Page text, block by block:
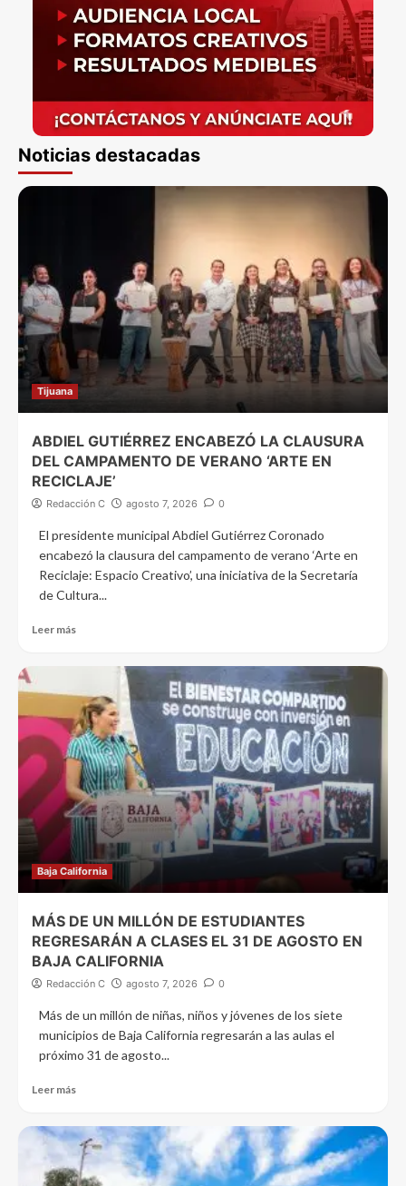
Noticias destacadas
Tijuana
ABDIEL GUTIÉRREZ ENCABEZÓ LA CLAUSURA
DEL CAMPAMENTO DE VERANO ‘ARTE EN
RECICLAJE’
Redacción C agosto 7, 2026 0
El presidente municipal Abdiel Gutiérrez Coronado
encabezó la clausura del campamento de verano ‘Arte en
Reciclaje: Espacio Creativo’, una iniciativa de la Secretaría
de Cultura...
Leer más
Baja California
MÁS DE UN MILLÓN DE ESTUDIANTES
REGRESARÁN A CLASES EL 31 DE AGOSTO EN
BAJA CALIFORNIA
Redacción C agosto 7, 2026 0
Más de un millón de niñas, niños y jóvenes de los siete
municipios de Baja California regresarán a las aulas el
próximo 31 de agosto...
Leer más